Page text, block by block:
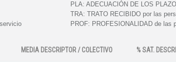
PLA: ADECUACIÓN DE LOS
TRA: TRATO RECIBIDO por las
PROF: PROFESIONALIDAD de las
MEDIA DESCRIPTOR / COLECTIVO % SAT.